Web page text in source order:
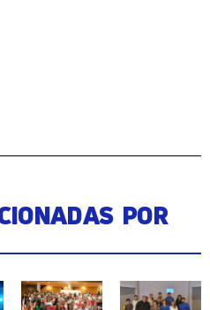
POR